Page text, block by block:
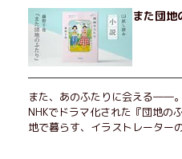
また団
また、あのふたりに会える――
NHKでドラマ化された『団地
地で暮らす、イラストレーター